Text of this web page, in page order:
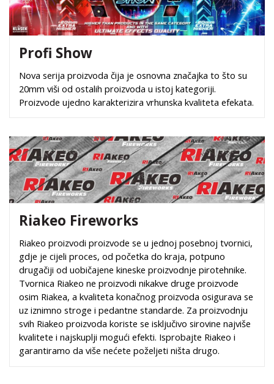
Profi Show
Nova serija proizvoda čija je osnovna značajka to što su
20mm viši od ostalih proizvoda u istoj kategoriji.
Proizvode ujedno karakterizira vrhunska kvaliteta efekata.
Riakeo Fireworks
Riakeo proizvodi proizvode se u jednoj posebnoj tvornici,
gdje je cijeli proces, od početka do kraja, potpuno
drugačiji od uobičajene kineske proizvodnje pirotehnike.
Tvornica Riakeo ne proizvodi nikakve druge proizvode
osim Riakea, a kvaliteta konačnog proizvoda osigurava se
uz iznimno stroge i pedantne standarde. Za proizvodnju
svih Riakeo proizvoda koriste se isključivo sirovine najviše
kvalitete i najskuplji mogući efekti. Isprobajte Riakeo i
garantiramo da više nećete poželjeti ništa drugo.